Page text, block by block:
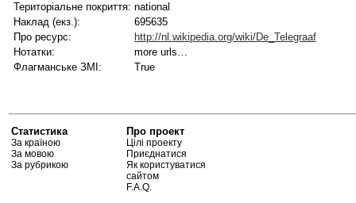
Територіальне покриття: national
Наклад (екз.):
695635
Про ресурс:
http://nl.wikipedia.org/wiki/De_Telegraaf
Нотатки:
more urls…
Флагманське ЗМІ:
True
Статистика
За країною
За мовою
За рубрикою
Про проект
Цілі проекту
Приєднатися
Як користуватися
сайтом
F.A.Q.